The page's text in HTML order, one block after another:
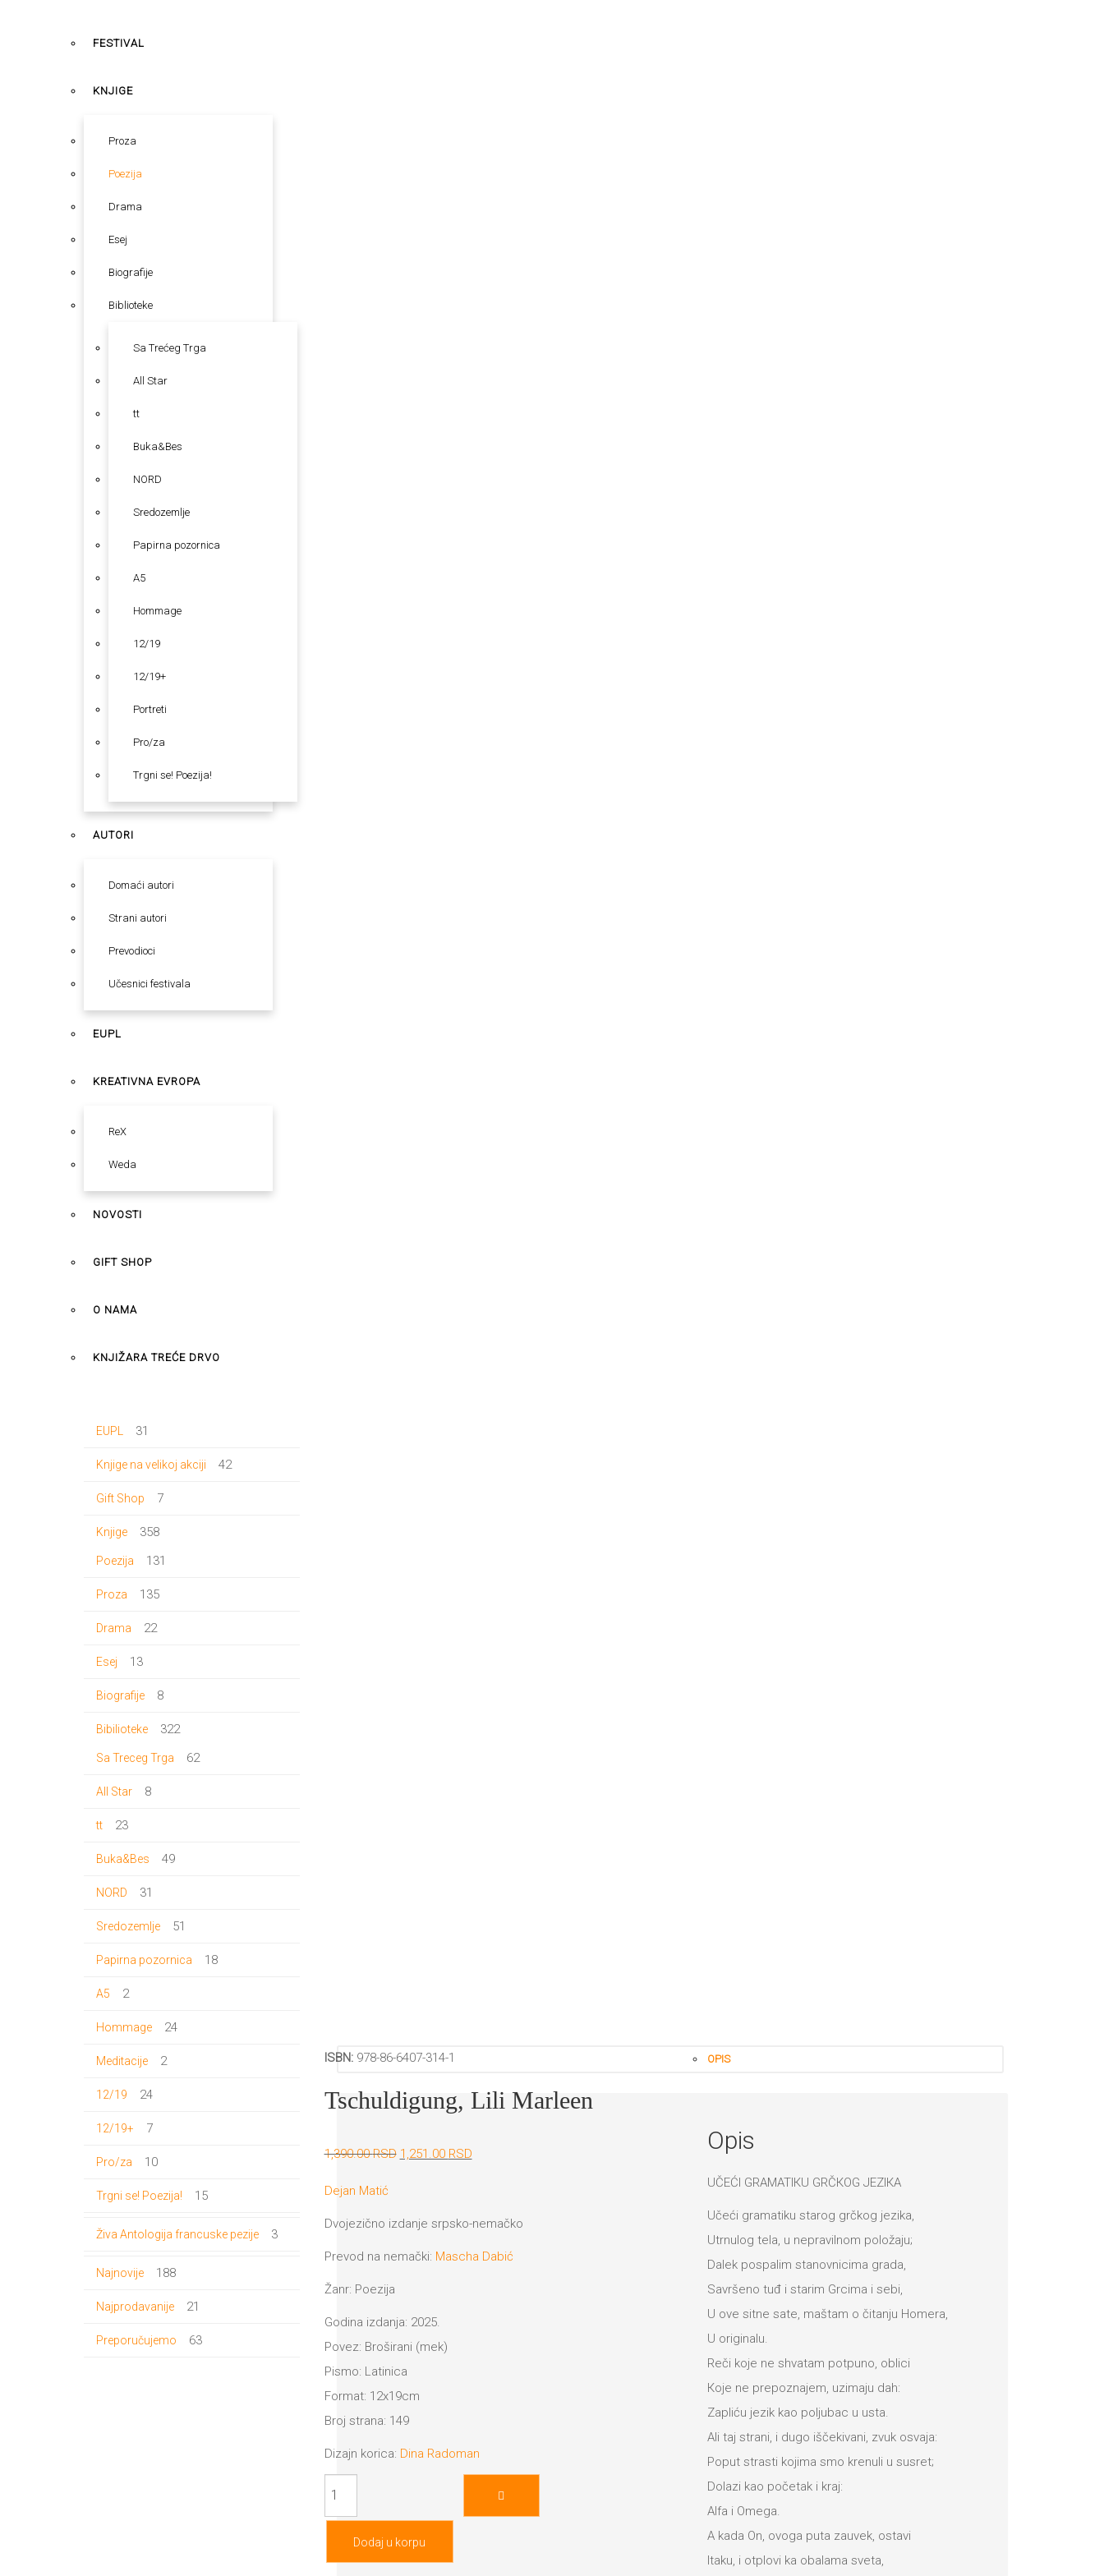
FESTIVAL
KNJIGE
Proza
Poezija
Drama
Esej
Biografije
Biblioteke
Sa Trećeg Trga
All Star
tt
Buka&Bes
NORD
Sredozemlje
Papirna pozornica
A5
Hommage
12/19
12/19+
Portreti
Pro/za
Trgni se! Poezija!
AUTORI
Domaći autori
Strani autori
Prevodioci
Učesnici festivala
EUPL
KREATIVNA EVROPA
ReX
Weda
NOVOSTI
GIFT SHOP
O NAMA
KNJIŽARA TREĆE DRVO
ISBN: 978-86-6407-314-1
Tschuldigung, Lili Marleen
1,390.00RSD Originalna
1,390.00 RSD.
1,251.00 RSDTrenutna
Dejan Matić
Dvojezično izdanje srpsko-nemačko
Prevod na nemački: Mascha Dabić
Žanr: Poezija
Godina izdanja: 2025.
Povez: Broširani (mek)
Pismo: Latinica
Format: 12x19cm
Broj strana: 149
Dizajn korica: Dina Radoman
Marleen
količina
Dodaj u korpu
OPIS
Opis
UČEĆI GRAMATIКU GRČКOG JEZIКA
Učeći gramatiku starog grčkog jezika,
Utrnulog tela, u nepravilnom položaju;
Dalek pospalim stanovnicima grada,
Savršeno tuđ i starim Grcima i sebi,
U ove sitne sate, maštam o čitanju Homera,
U originalu.
Reči koje ne shvatam potpuno, oblici
Кoje ne prepoznajem, uzimaju dah:
Zapliću jezik kao poljubac u usta.
Ali taj strani, i dugo iščekivani, zvuk osvaja:
Poput strasti kojima smo krenuli u susret;
Dolazi kao početak i kraj:
Alfa i Omega.
A kada On, ovoga puta zauvek, ostavi
Itaku, i otplovi ka obalama sveta,
EUPL 31
Knjige na velikoj akciji 4242
Gift Shop 77
Knjige 358358
proizvoda
Poezija 131
Proza 135135
Drama 2222
Esej 1313
Biografije 88
Bibilioteke 322322
proizvoda
Sa Treceg Trga 6262
All Star 88
tt 2323
Buka&Bes 4949
NORD 31
Sredozemlje 51
Papirna pozornica 1818
A5 22
Hommage 2424
Meditacije 22
12/19 2424
12/19+ 77
Pro/za 1010
Trgni se! Poezija! 1515
Živa Antologija francuske pezije 33
proizvoda
Najnovije 188188
Najprodavanije 21
Preporučujemo 6363